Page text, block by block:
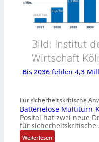
Bild: Institut
Wirtschaft
Bis 2036 fehlen 4,3
Für sicherheitskritische
Batterielose Multiturn-
Posital hat zwei neue
für sicherheitskritische
Weiterlesen: